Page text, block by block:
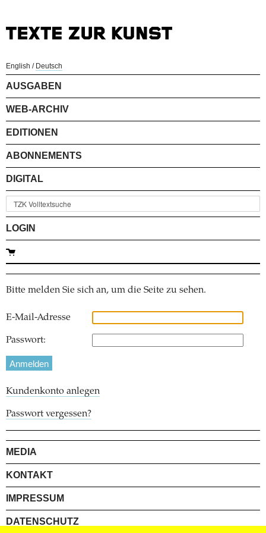
English / Deutsch
AUSGABEN
WEB-ARCHIV
EDITIONEN
ABONNEMENTS
DIGITAL
LOGIN
Bitte melden Sie sich an, um die Seite zu sehen.
E-Mail-Adresse
Passwort:
Kundenkonto anlegen
Passwort vergessen?
MEDIA
KONTAKT
IMPRESSUM
DATENSCHUTZ